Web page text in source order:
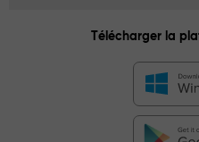
Télécharger la